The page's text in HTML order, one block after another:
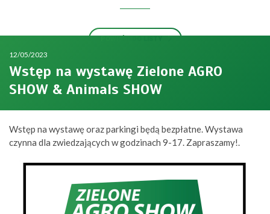
12/05/2023
Wstęp na wystawę Zielone AGRO
SHOW & Animals SHOW
Wstęp na wystawę oraz parkingi będą bezpłatne. Wystawa
czynna dla zwiedzających w godzinach 9-17. Zapraszamy!.